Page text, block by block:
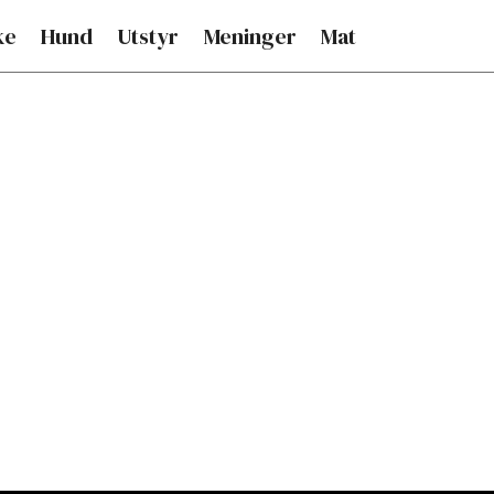
Hund Utstyr Meninger Mat